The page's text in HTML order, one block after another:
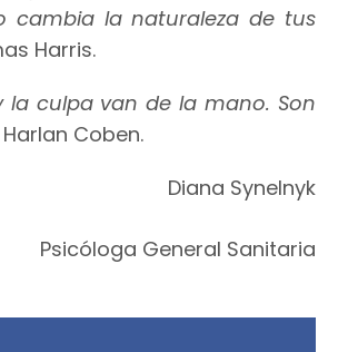
cambia la naturaleza de tus
Harris.
la culpa van de la mano. Son
Coben.
Diana Synelnyk
Psicóloga General Sanitaria